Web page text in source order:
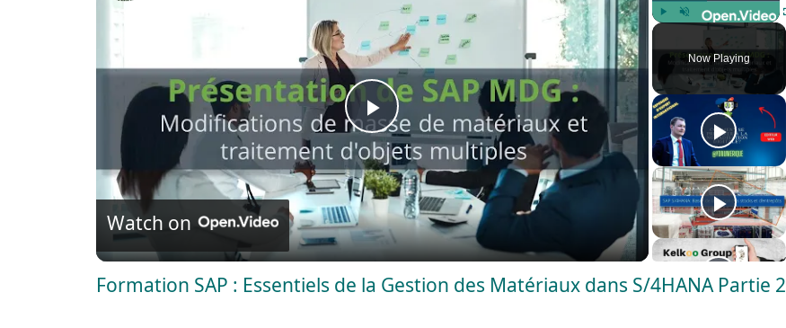
Unmute
Now Playing
P
l
a
y
Watch on
Formation SAP : Essentiels de la Gestion des Matériaux dans S/4HANA Partie 2